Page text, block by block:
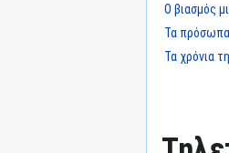
Ο βιασμός
Τα
Τα χρόνια